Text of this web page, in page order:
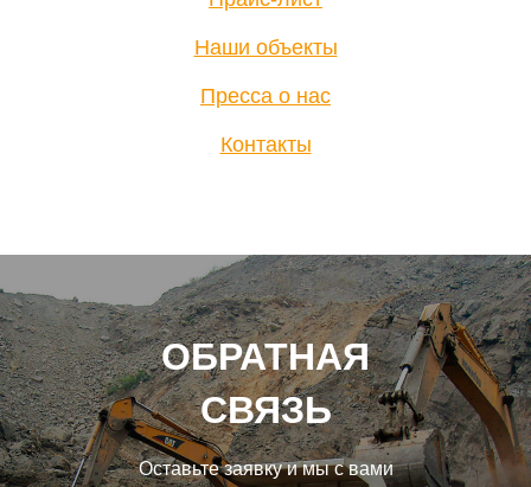
Наши объекты
Пресса о нас
Контакты
ОБРАТНАЯ
СВЯЗЬ
Оставьте заявку и мы с вами